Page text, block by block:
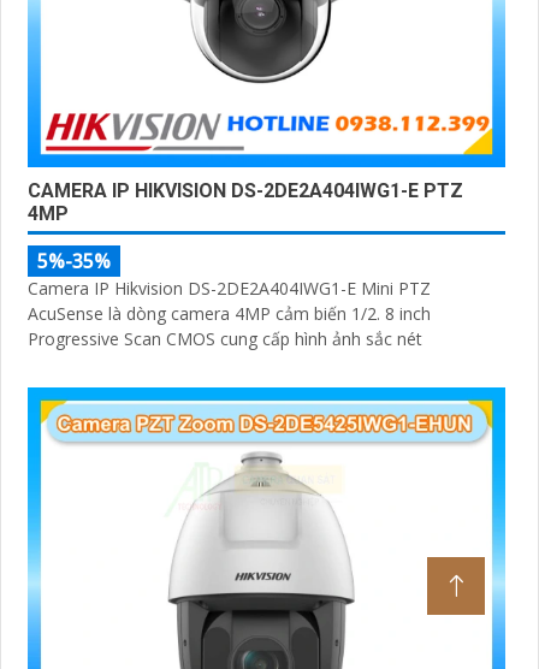
CAMERA IP HIKVISION DS-2DE2A404IWG1-E PTZ
4MP
5%-35%
Camera IP Hikvision DS-2DE2A404IWG1-E Mini PTZ
AcuSense là dòng camera 4MP cảm biến 1/2. 8 inch
Progressive Scan CMOS cung cấp hình ảnh sắc nét